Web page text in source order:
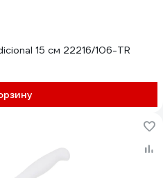
15 см 22216/106-TR